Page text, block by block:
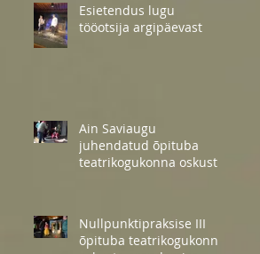
Esietendus lugu
tööotsija argipäevast
Ain Saviaugu
juhendatud õpituba
teatrikogukonna oskuste
Nullpunktipraksise III
õpituba teatrikogukonna